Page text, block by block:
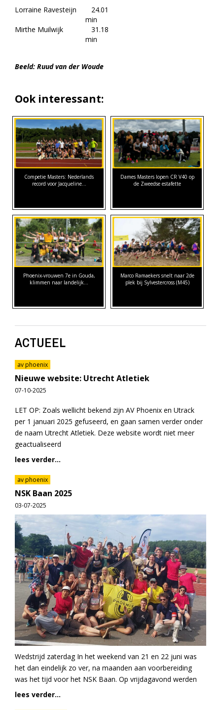
Lorraine Ravesteijn
24.01
min
Mirthe Muilwijk
31.18
min
Beeld: Ruud van der Woude
Ook interessant:
Competie Masters: Nederlands
record voor Jacqueline…
Dames Masters lopen CR V40 op
de Zweedse estafette
Phoenix-vrouwen 7e in Gouda,
klimmen naar landelijk…
Marco Ramaekers snelt naar 2de
plek bij Sylvestercross (M45)
ACTUEEL
av phoenix
Nieuwe website: Utrecht Atletiek
07-10-2025
LET OP: Zoals wellicht bekend zijn AV Phoenix en Utrack
per 1 januari 2025 gefuseerd, en gaan samen verder onder
de naam Utrecht Atletiek. Deze website wordt niet meer
geactualiseerd
lees verder...
av phoenix
NSK Baan 2025
03-07-2025
Wedstrijd zaterdag In het weekend van 21 en 22 juni was
het dan eindelijk zo ver, na maanden aan voorbereiding
was het tijd voor het NSK Baan. Op vrijdagavond werden
lees verder...